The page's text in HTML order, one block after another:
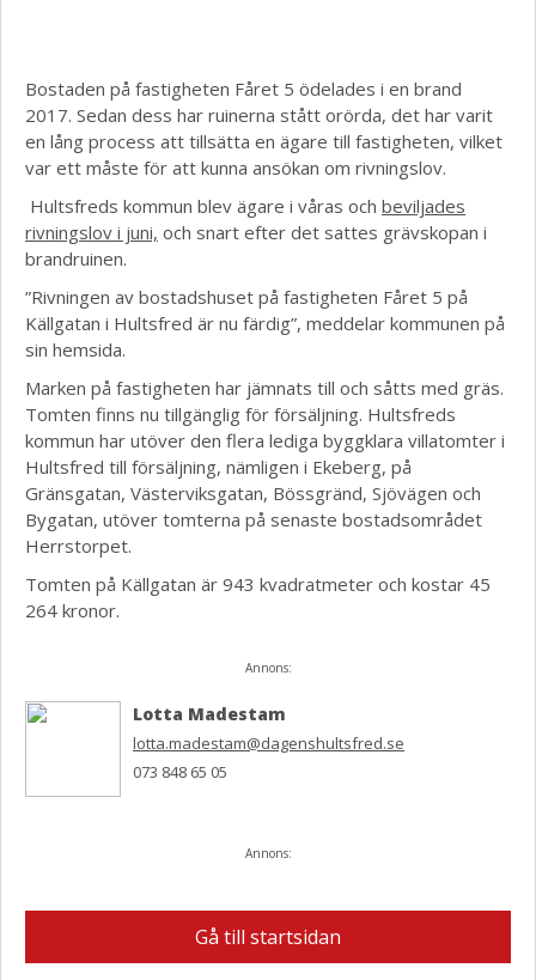
Bostaden på fastigheten Fåret 5 ödelades i en brand
2017. Sedan dess har ruinerna stått orörda, det har varit
en lång process att tillsätta en ägare till fastigheten, vilket
var ett måste för att kunna ansökan om rivningslov.
Hultsfreds kommun blev ägare i våras och beviljades
rivningslov i juni, och snart efter det sattes grävskopan i
brandruinen.
”Rivningen av bostadshuset på fastigheten Fåret 5 på
Källgatan i Hultsfred är nu färdig”, meddelar kommunen på
sin hemsida.
Marken på fastigheten har jämnats till och såtts med gräs.
Tomten finns nu tillgänglig för försäljning. Hultsfreds
kommun har utöver den flera lediga byggklara villatomter i
Hultsfred till försäljning, nämligen i Ekeberg, på
Gränsgatan, Västerviksgatan, Bössgränd, Sjövägen och
Bygatan, utöver tomterna på senaste bostadsområdet
Herrstorpet.
Tomten på Källgatan är 943 kvadratmeter och kostar 45
264 kronor.
Annons:
Lotta Madestam
lotta.madestam@dagenshultsfred.se
073 848 65 05
Annons:
Gå till startsidan